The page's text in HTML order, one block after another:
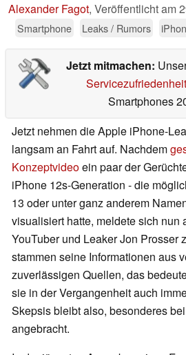
Alexander Fagot, Veröffentlicht am
Smartphone
Leaks / Rumors
Jetzt mitmachen:
Servicezufriedenheit
Smartphones
Jetzt nehmen die Apple iPhone-
langsam an Fahrt auf. Nachdem
Konzeptvideoein paar der
iPhone 12s-Generation - die
13 oder unter ganz anderem
visualisiert hatte, meldete sich nun
YouTuber und Leaker Jon Prosser
stammen seine Informationen aus
zuverlässigen Quellen, das
sie in der Vergangenheit auch
Skepsis bleibt also, besonderes
angebracht.